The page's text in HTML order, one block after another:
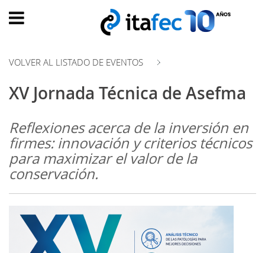
Main
INICIO
EVOLUCIÓN
WATCH
NOW
PRODUMER
VIDEOS
TRANSFORMACIÓN
DIGITAL
VOLVER AL LISTADO DE EVENTOS
XV Jornada Técnica de Asefma
Reflexiones acerca de la inversión en
firmes: innovación y criterios técnicos
para maximizar el valor de la
conservación.